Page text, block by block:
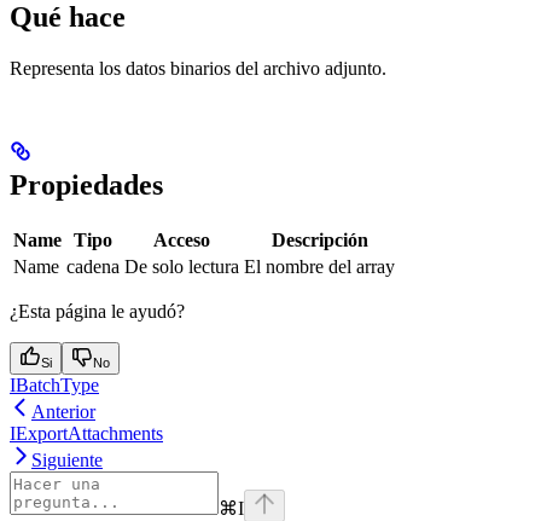
Qué hace
Representa los datos binarios del archivo adjunto.
Propiedades
Name Tipo Acceso
Descripción
Name cadena De solo lectura El nombre del array
¿Esta página le ayudó?
Si No
IBatchType
Anterior
IExportAttachments
Siguiente
⌘I